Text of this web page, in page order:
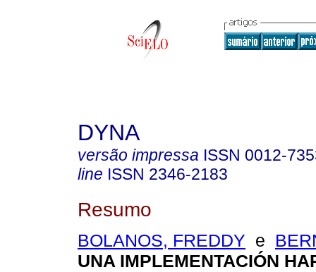
DYNA
versão impressa ISSN 0012-
line ISSN 2346-2183
Resumo
BOLANOS, FREDDY e
UNA IMPLEMENTACIÓN